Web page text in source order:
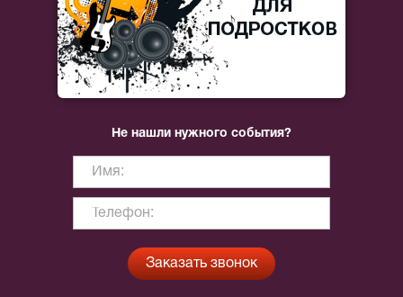
Не нашли нужного события?